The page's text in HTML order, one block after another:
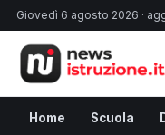
Giovedì 6 agosto 2026 ·
Home Scuola